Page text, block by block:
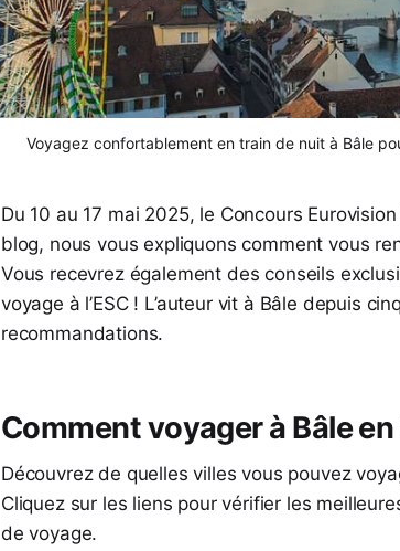
Voyagez confortablement en train de nuit à Bâle
Du 10 au 17 mai 2025, le Concours
blog, nous vous expliquons comment vous
Vous recevrez également des conseils
voyage à l’ESC ! L’auteur vit à Bâle depuis
recommandations.
Comment voyager à Bâle
Découvrez de quelles villes vous pouvez
Cliquez sur les liens pour vérifier les
de voyage.